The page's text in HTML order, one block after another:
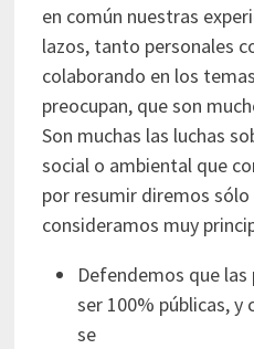
en común nuestras
lazos, tanto personales
colaborando en los
preocupan, que son
Son muchas las luchas
social o ambiental que
por resumir diremos
consideramos muy
Defendemos que
ser 100% públicas, y
se